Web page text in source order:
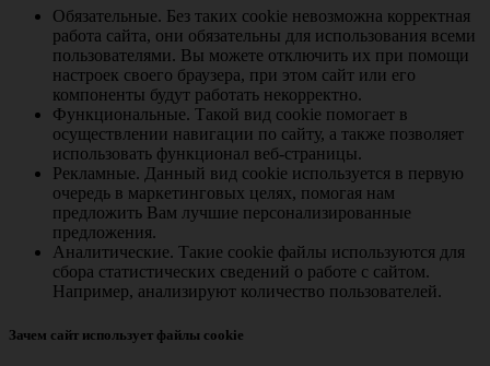
Обязательные. Без таких cookie невозможна корректная
работа сайта, они обязательны для использования всеми
пользователями. Вы можете отключить их при помощи
настроек своего браузера, при этом сайт или его
компоненты будут работать некорректно.
Функциональные. Такой вид cookie помогает в
осуществлении навигации по сайту, а также позволяет
использовать функционал веб-страницы.
Рекламные. Данный вид cookie используется в первую
очередь в маркетинговых целях, помогая нам
предложить Вам лучшие персонализированные
предложения.
Аналитические. Такие cookie файлы используются для
сбора статистических сведений о работе с сайтом.
Например, анализируют количество пользователей.
Зачем сайт использует файлы cookie